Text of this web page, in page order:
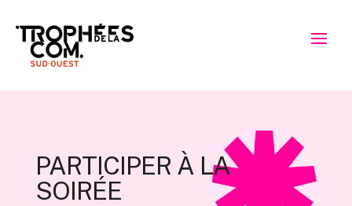
PARTICIPER À LA
SOIRÉE